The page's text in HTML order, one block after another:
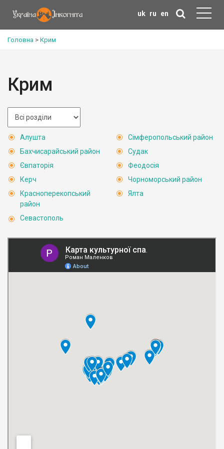
uk ru en
Головна > Крим
Крим
Алушта
Бахчисарайський район
Євпаторія
Керч
Красноперекопський
район
Севастополь
Сімферопольський район
Судак
Феодосія
Чорноморський район
Ялта